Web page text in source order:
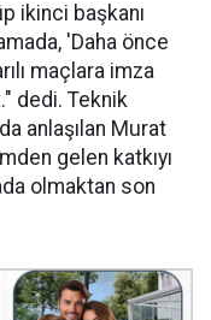
ikinci başkanı
'Daha önce
maçlara imza
dedi. Teknik
anlaşılan Murat
gelen katkıyı
olmaktan son